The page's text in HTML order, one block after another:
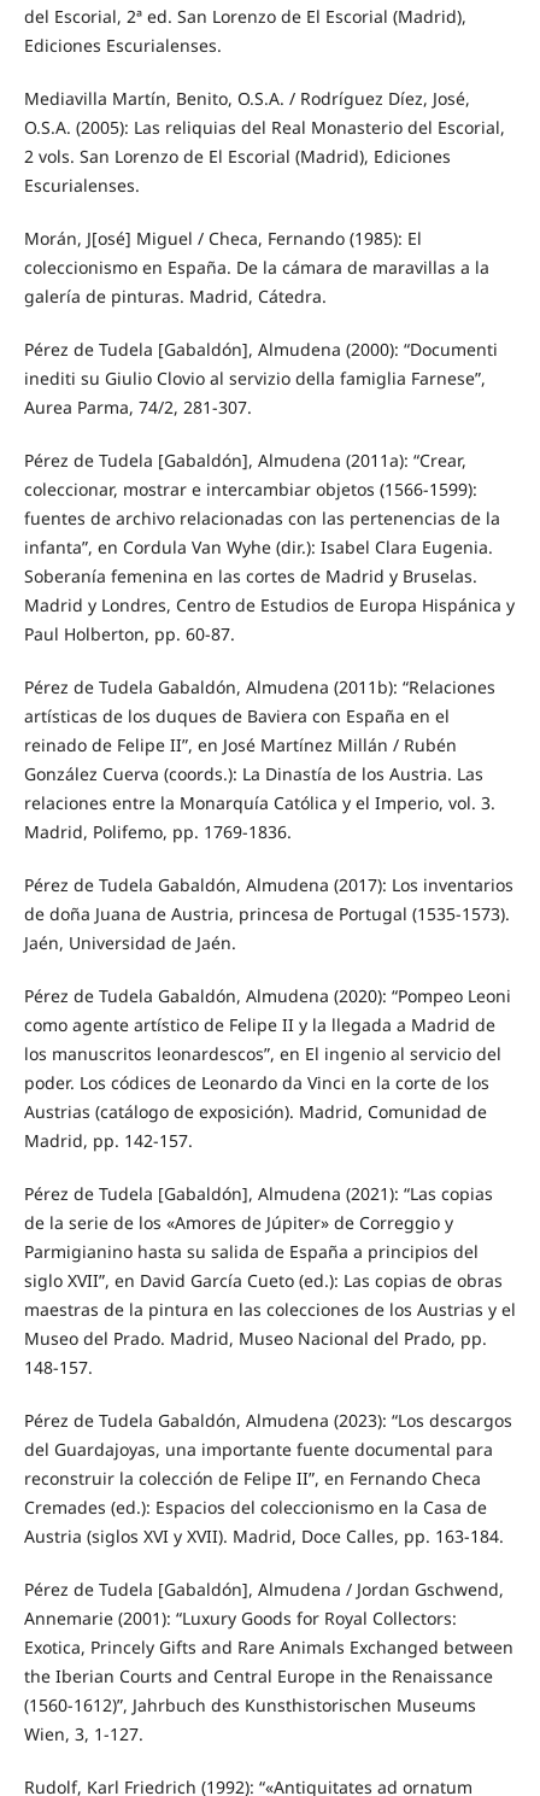
del Escorial, 2ª ed. San Lorenzo de El Escorial (Madrid),
Ediciones Escurialenses.
Mediavilla Martín, Benito, O.S.A. / Rodríguez Díez, José,
O.S.A. (2005): Las reliquias del Real Monasterio del Escorial,
2 vols. San Lorenzo de El Escorial (Madrid), Ediciones
Escurialenses.
Morán, J[osé] Miguel / Checa, Fernando (1985): El
coleccionismo en España. De la cámara de maravillas a la
galería de pinturas. Madrid, Cátedra.
Pérez de Tudela [Gabaldón], Almudena (2000): “Documenti
inediti su Giulio Clovio al servizio della famiglia Farnese”,
Aurea Parma, 74/2, 281-307.
Pérez de Tudela [Gabaldón], Almudena (2011a): “Crear,
coleccionar, mostrar e intercambiar objetos (1566-1599):
fuentes de archivo relacionadas con las pertenencias de la
infanta”, en Cordula Van Wyhe (dir.): Isabel Clara Eugenia.
Soberanía femenina en las cortes de Madrid y Bruselas.
Madrid y Londres, Centro de Estudios de Europa Hispánica y
Paul Holberton, pp. 60-87.
Pérez de Tudela Gabaldón, Almudena (2011b): “Relaciones
artísticas de los duques de Baviera con España en el
reinado de Felipe II”, en José Martínez Millán / Rubén
González Cuerva (coords.): La Dinastía de los Austria. Las
relaciones entre la Monarquía Católica y el Imperio, vol. 3.
Madrid, Polifemo, pp. 1769-1836.
Pérez de Tudela Gabaldón, Almudena (2017): Los inventarios
de doña Juana de Austria, princesa de Portugal (1535-1573).
Jaén, Universidad de Jaén.
Pérez de Tudela Gabaldón, Almudena (2020): “Pompeo Leoni
como agente artístico de Felipe II y la llegada a Madrid de
los manuscritos leonardescos”, en El ingenio al servicio del
poder. Los códices de Leonardo da Vinci en la corte de los
Austrias (catálogo de exposición). Madrid, Comunidad de
Madrid, pp. 142-157.
Pérez de Tudela [Gabaldón], Almudena (2021): “Las copias
de la serie de los «Amores de Júpiter» de Correggio y
Parmigianino hasta su salida de España a principios del
siglo XVII”, en David García Cueto (ed.): Las copias de obras
maestras de la pintura en las colecciones de los Austrias y el
Museo del Prado. Madrid, Museo Nacional del Prado, pp.
148-157.
Pérez de Tudela Gabaldón, Almudena (2023): “Los descargos
del Guardajoyas, una importante fuente documental para
reconstruir la colección de Felipe II”, en Fernando Checa
Cremades (ed.): Espacios del coleccionismo en la Casa de
Austria (siglos XVI y XVII). Madrid, Doce Calles, pp. 163-184.
Pérez de Tudela [Gabaldón], Almudena / Jordan Gschwend,
Annemarie (2001): “Luxury Goods for Royal Collectors:
Exotica, Princely Gifts and Rare Animals Exchanged between
the Iberian Courts and Central Europe in the Renaissance
(1560-1612)”, Jahrbuch des Kunsthistorischen Museums
Wien, 3, 1-127.
Rudolf, Karl Friedrich (1992): “«Antiquitates ad ornatum